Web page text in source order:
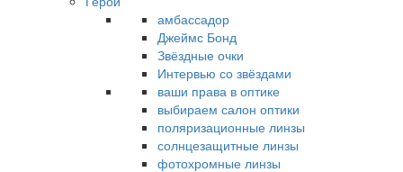
амбассадор
Джеймс Бонд
Звёздные очки
Интервью со звёздами
ваши права в оптике
выбираем салон оптики
поляризационные линзы
солнцезащитные линзы
фотохромные линзы